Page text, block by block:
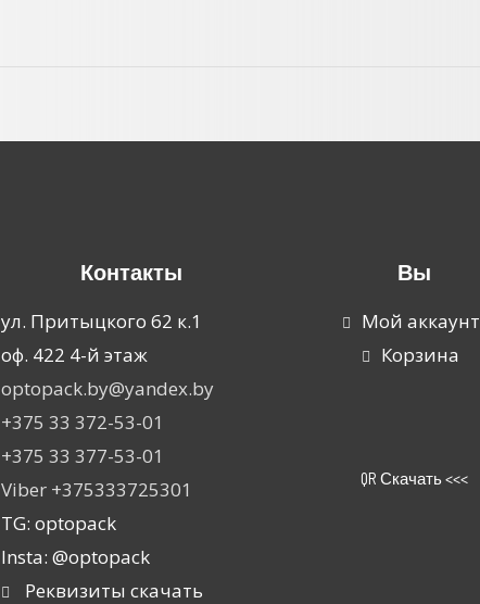
Контакты
ул. Притыцкого 62 к.1
оф. 422 4-й этаж
optopack.by@yandex.by
+375 33 372-53-01
+375 33 377-53-01
Viber +375333725301
TG: optopack
Insta: @optopack
Реквизиты скачать
Вы
Мой аккаунт
Корзина
QR Скачать <<<